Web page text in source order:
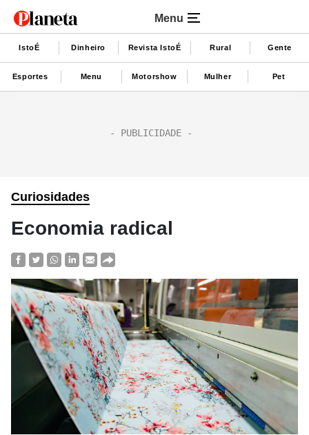
Menu
IstoÉ Dinheiro Revista IstoÉ Rural Gente
Esportes Menu Motorshow Mulher Pet
Curiosidades
Economia radical